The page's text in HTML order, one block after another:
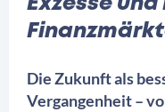
Exzesse
Die Zukunft als
Vergangenheit –